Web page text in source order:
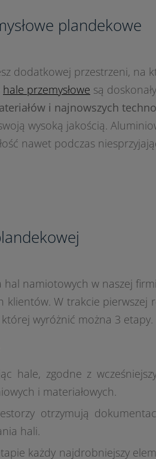
plandekowe
dodatkowej przestrzeni, na
hale przemysłowe są
i najnowszych
wysoką jakością.
nawet podczas
hal namiotowych w naszej
klientów. W trakcie
wyróżnić można 3 etapy.
hale, zgodne z
i materiałowych.
otrzymują
hali.
każdy najdrobniejszy